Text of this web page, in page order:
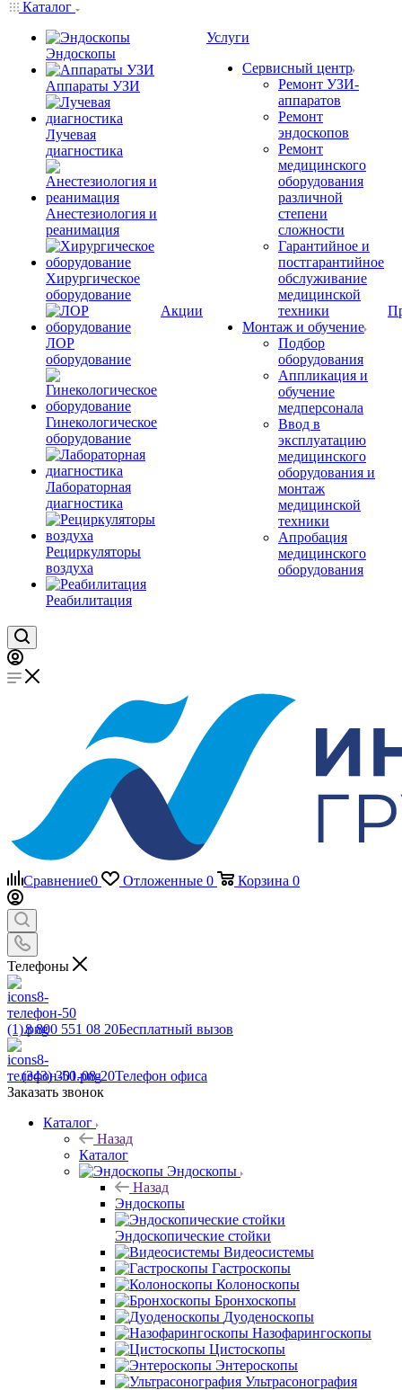
Каталог
Эндоскопы
Аппараты УЗИ
Лучевая
диагностика
Анестезиология и
реанимация
Хирургическое
оборудование
ЛОР
оборудование
Гинекологическое
оборудование
Лабораторная
диагностика
Рециркуляторы
воздуха
Реабилитация
Акции
Услуги
Сервисный центр
Ремонт УЗИ-
аппаратов
Ремонт
эндоскопов
Ремонт
медицинского
оборудования
различной
степени
сложности
Гарантийное и
постгарантийное
обслуживание
медицинской
техники
Монтаж и обучение
Подбор
оборудования
Аппликация и
обучение
медперсонала
Ввод в
эксплуатацию
медицинского
оборудования и
монтаж
медицинской
техники
Апробация
медицинского
оборудования
Сравнение0 Отложенные 0 Корзина 0
Телефоны
8 800 551 08 20Бесплатный вызов
(343) 301-08-20Телефон офиса
Заказать звонок
Каталог
Назад
Каталог
Эндоскопы
Назад
Эндоскопы
Эндоскопические стойки
Видеосистемы
Гастроскопы
Колоноскопы
Бронхоскопы
Дуоденоскопы
Назофарингоскопы
Цистоскопы
Энтероскопы
Ультрасонография